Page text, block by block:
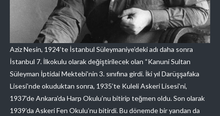
Aziz Nesin, 1924’te İstanbul Süleymaniye’deki adı daha sonra
İstanbul 7. İlkokulu olarak değiştirilecek olan “Kanuni Sultan
Süleyman İptidai Mektebi’nin 3. sınıfına girdi. İki yıl Darüşşafaka
Lisesi’nde okuduktan sonra, 1935’te Kuleli Askeri Lisesi’ni,
1937’de Ankara’da Harp Okulu’nu bitirip teğmen oldu. Son olarak
1939’da Askeri Fen Okulu’nu bitirdi. Bu dönemde bir yandan da